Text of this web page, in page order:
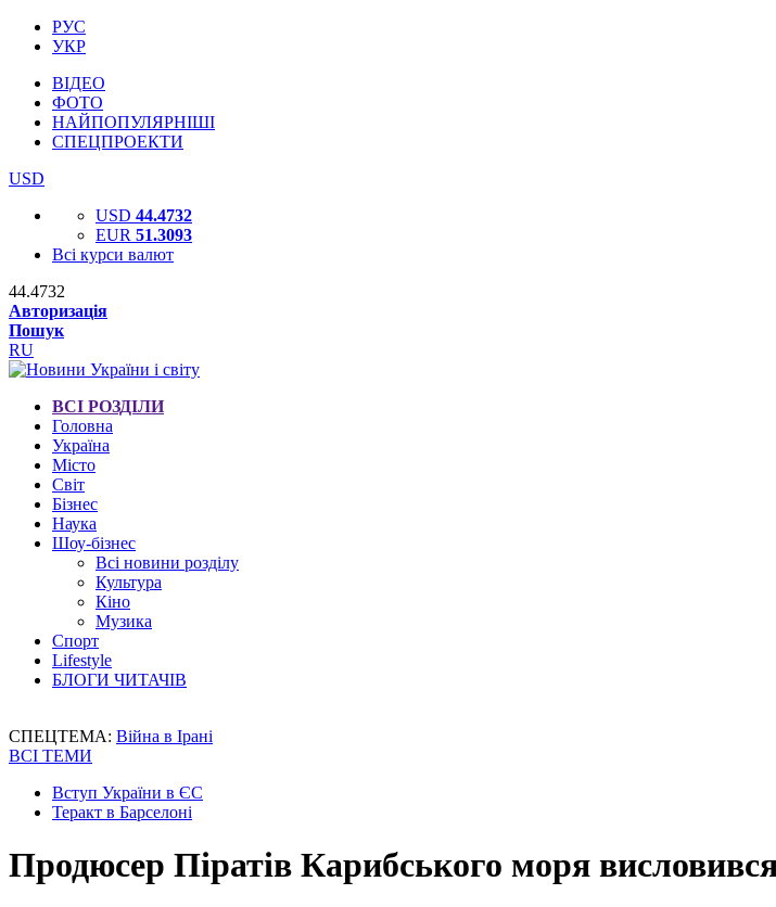
РУС
УКР
ВІДЕО
ФОТО
НАЙПОПУЛЯРНІШІ
СПЕЦПРОЕКТИ
USD
USD 44.4732
EUR 51.3093
Всі курси валют
44.4732
Авторизація
Пошук
RU
ВСІ РОЗДІЛИ
Головна
Україна
Місто
Світ
Бізнес
Наука
Шоу-бізнес
Всі новини розділу
Культура
Кіно
Музика
Спорт
Lifestyle
БЛОГИ ЧИТАЧІВ
СПЕЦТЕМА: Війна в Ірані
ВСІ ТЕМИ
Вступ України в ЄС
Теракт в Барселоні
Продюсер Піратів Карибського моря